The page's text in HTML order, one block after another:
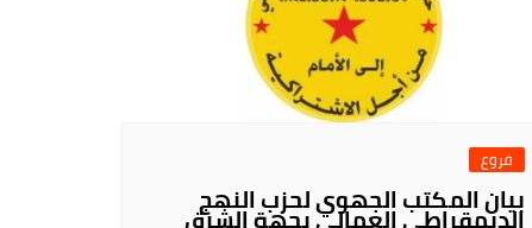
فروع
بيان المكتب الجهوي لحزب النهج
الديمقراطي العمالي بجهة الشرق